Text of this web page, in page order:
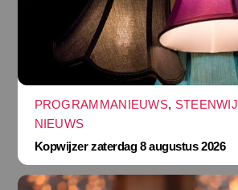
PROGRAMMANIEUWS,
NIEUWS
Kopwijzer zaterdag 8 augustus 2026